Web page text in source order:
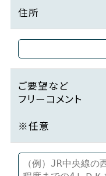
住所
ご要望など
フリーコメント
※任意